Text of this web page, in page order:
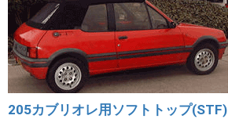
205カブリオレ用ソフトトップ(STF)